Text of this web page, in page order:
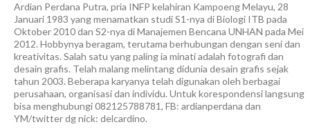
Ardian Perdana Putra, pria INFP kelahiran Kampoeng Melayu, 28
Januari 1983 yang menamatkan studi S1-nya di Biologi ITB pada
Oktober 2010 dan S2-nya di Manajemen Bencana UNHAN pada Mei
2012. Hobbynya beragam, terutama berhubungan dengan seni dan
kreativitas. Salah satu yang paling ia minati adalah fotografi dan
desain grafis. Telah malang melintang didunia desain grafis sejak
tahun 2003. Beberapa karyanya telah digunakan oleh berbagai
perusahaan, organisasi dan individu. Untuk korespondensi langsung
bisa menghubungi 082125788781, FB: ardianperdana dan
YM/twitter dg nick: delcardino.